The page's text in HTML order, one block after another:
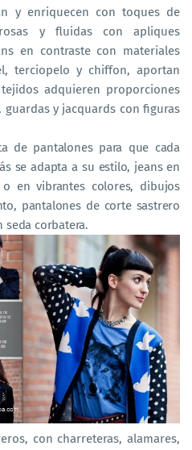
y enriquecen con toques de
y fluidas con apliques
en contraste con materiales
terciopelo y chiffon, aportan
adquieren proporciones
guardas y jacquards con figuras
de pantalones para que cada
se adapta a su estilo, jeans en
en vibrantes colores, dibujos
pantalones de corte sastrero
seda corbatera.
con charreteras, alamares,